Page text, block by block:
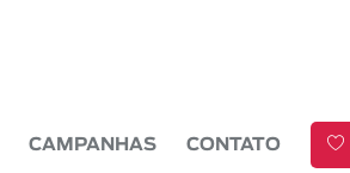
CAMPANHAS CONTATO